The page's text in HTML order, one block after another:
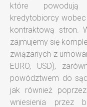
które powodują
kredytobiorcy
kontraktową stron. W ramach swojej działalności
zajmujemy się
związanych z
EURO, USD),
powództwem do
jak również
wniesienia przez